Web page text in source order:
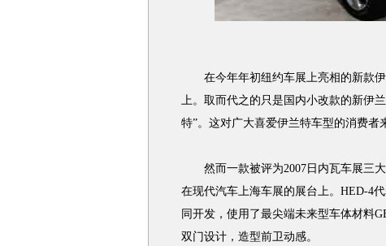
在今年年初纽约车展上亮相的新款伊
上。取而代之的只是国内小改款的新伊
特”。这对广大喜爱伊兰特车型的消费者
然而一款被评为2007日内瓦车展三大
在现代汽车上海车展的展台上。HED-4
同开发，使用了最尖端未来型车体材料
双门设计，造型前卫动感。